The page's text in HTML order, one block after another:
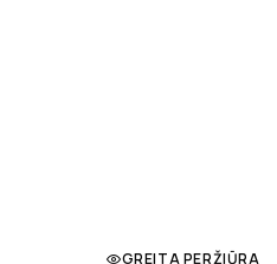
GREITA PERŽIŪRA